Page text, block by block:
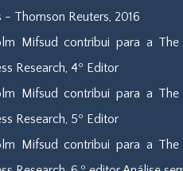
- Thomson Reuters, 2016
Mifsud contribui para a
Research, 4º Editor
Mifsud contribui para a
Research, 5º Editor
Mifsud contribui para a